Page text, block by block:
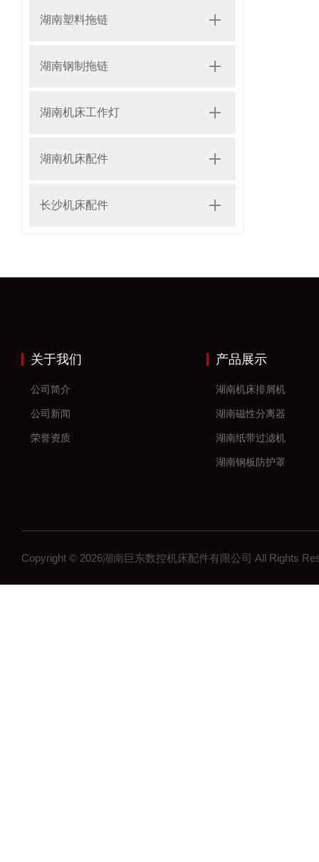
湖南塑料拖链
湖南钢制拖链
湖南机床工作灯
湖南机床配件
长沙机床配件
关于我们
公司简介
公司新闻
荣誉资质
产品展示
湖南机床排屑机
湖南磁性分离器
湖南纸带过滤机
湖南钢板防护罩
湖南塑料拖链
湖南钢制拖链
湖南机床工作灯
Copyright © 2026湖南巨东数控机床配件有限公司 All Rights